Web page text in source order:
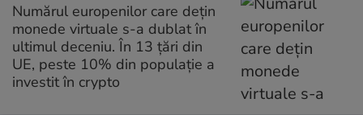
Numărul europenilor care dețin
monede virtuale s-a dublat în
ultimul deceniu. În 13 țări din
UE, peste 10% din populație a
investit în crypto